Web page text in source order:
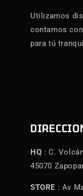
Utilizamos
contamos
para tú
HQ : C.
45070
STORE : Av